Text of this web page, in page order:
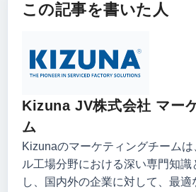
この記事を書いた人
Kizuna JV株式会社 マー
ム
Kizunaのマーケティングチーム
ル工場分野における深い専門知
し、国内外の企業に対して、最